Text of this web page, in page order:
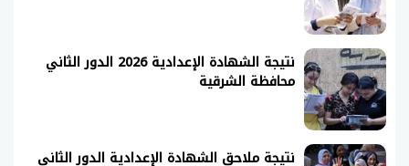
نتيجة الشهادة الإعدادية 2026 الدور الثاني
محافظة الشرقية
نتيجة ملاحق الشهادة الإعدادية الدور الثاني